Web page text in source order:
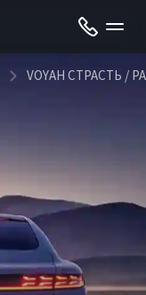
VOYAH СТРАСТЬ /